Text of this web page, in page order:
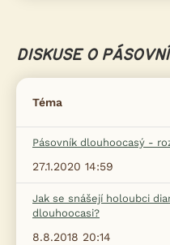
DISKUSE O
Téma
Pásovník dlouhoocasý -
27.1.2020 14:59
Jak se snášejí holoubci
dlouhoocasi?
8.8.2018 20:14